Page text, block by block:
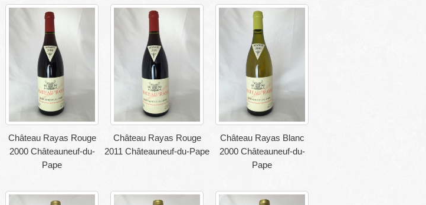
Château Rayas Rouge
2000 Châteauneuf-du-
Pape
Château Rayas Rouge
2011 Châteauneuf-du-Pape
Château Rayas Blanc
2000 Châteauneuf-du-
Pape